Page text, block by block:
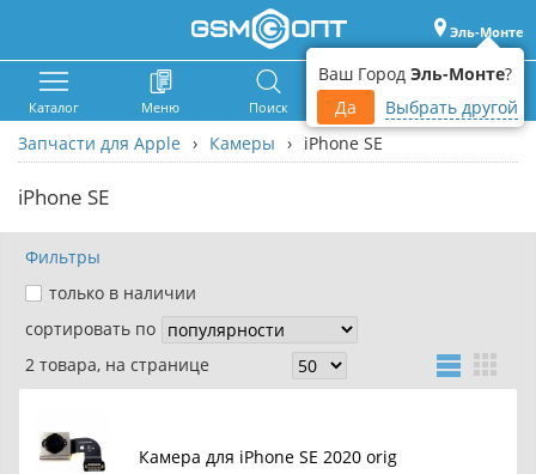
Ваш Город Эль-Монте?
Да
Выбрать другой
Эль-Монте
Каталог Меню Поиск Корзина Войти
Запчасти для Apple › Камеры › iPhone SE
iPhone SE
Фильтры
только в наличии
сортировать по
2 товара, на странице
Камера для iPhone SE 2020 orig